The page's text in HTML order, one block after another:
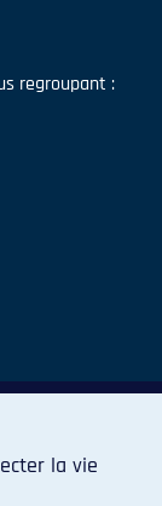
regroupant :
la vie